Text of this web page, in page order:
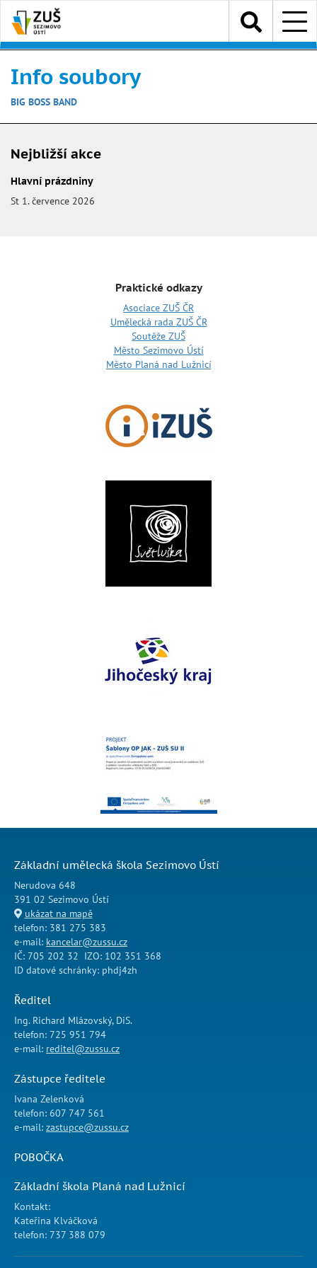
hlavnímu
obsahu
Menu
Info soubory
BIG BOSS BAND
Nejbližší akce
Hlavní prázdniny
St 1. července 2026
Praktické odkazy
Asociace ZUŠ ČR
Umělecká rada ZUŠ ČR
Soutěže ZUŠ
Město Sezimovo Ústí
Město Planá nad Lužnicí
Základní umělecká škola Sezimovo Ústí
Nerudova 648
391 02 Sezimovo Ústí
ukázat na mapě
telefon: 381 275 383
e-mail: kancelar@zussu.cz
IČ: 705 202 32 IZO: 102 351 368
ID datové schránky: phdj4zh
Ředitel
Ing. Richard Mlázovský, DiS.
telefon: 725 951 794
e-mail: reditel@zussu.cz
Zástupce ředitele
Ivana Zelenková
telefon: 607 747 561
e-mail: zastupce@zussu.cz
POBOČKA
Základní škola Planá nad Lužnicí
Kontakt:
Kateřina Klváčková
telefon: 737 388 079